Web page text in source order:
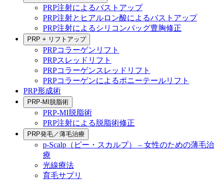
PRP注射によるバストアップ
PRP注射とヒアルロン酸によるバストアップ
PRP注射によるシリコンバッグ豊胸修正
PRP + リフトアップ
PRPコラーゲンリフト
PRPスレッドリフト
PRPコラーゲンスレッドリフト
PRPコラーゲンによるポニーテールリフト
PRP形成術
PRP-MI脱脂術
PRP-MI脱脂術
PRP注射による脱脂術修正
PRP発毛／薄毛治療
p-Scalp（ピー・スカルプ） – 女性のための薄毛治
療
光線療法
育毛サプリ